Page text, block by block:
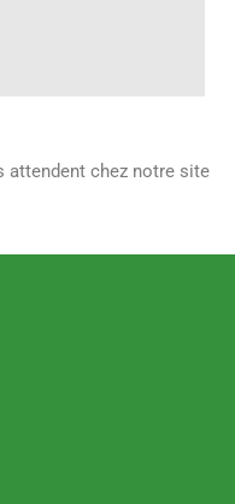
attendent chez notre site